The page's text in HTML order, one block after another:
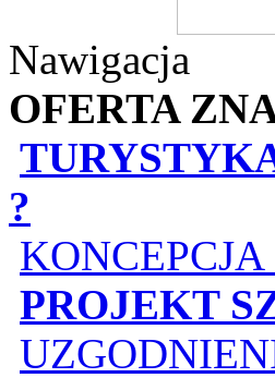
Nawigacja
OFERTA
?
PROJEKT